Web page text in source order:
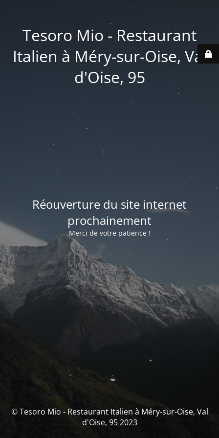
Tesoro Mio - Restaurant
Italien à Méry-sur-Oise, Val
d'Oise, 95
Réouverture du site internet
prochainement
Merci de votre patience !
© Tesoro Mio - Restaurant Italien à Méry-sur-Oise, Val
d'Oise, 95 2023